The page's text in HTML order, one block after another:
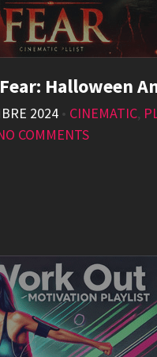
Halloween
2024 • CINEMATIC,
COMMENTS